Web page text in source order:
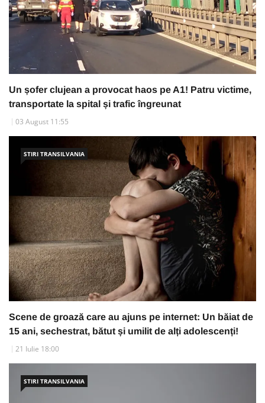
Un șofer clujean a provocat haos pe A1! Patru victime,
transportate la spital și trafic îngreunat
03 August 11:55
STIRI TRANSILVANIA
Scene de groază care au ajuns pe internet: Un băiat de
15 ani, sechestrat, bătut și umilit de alți adolescenți!
21 Iulie 18:00
STIRI TRANSILVANIA